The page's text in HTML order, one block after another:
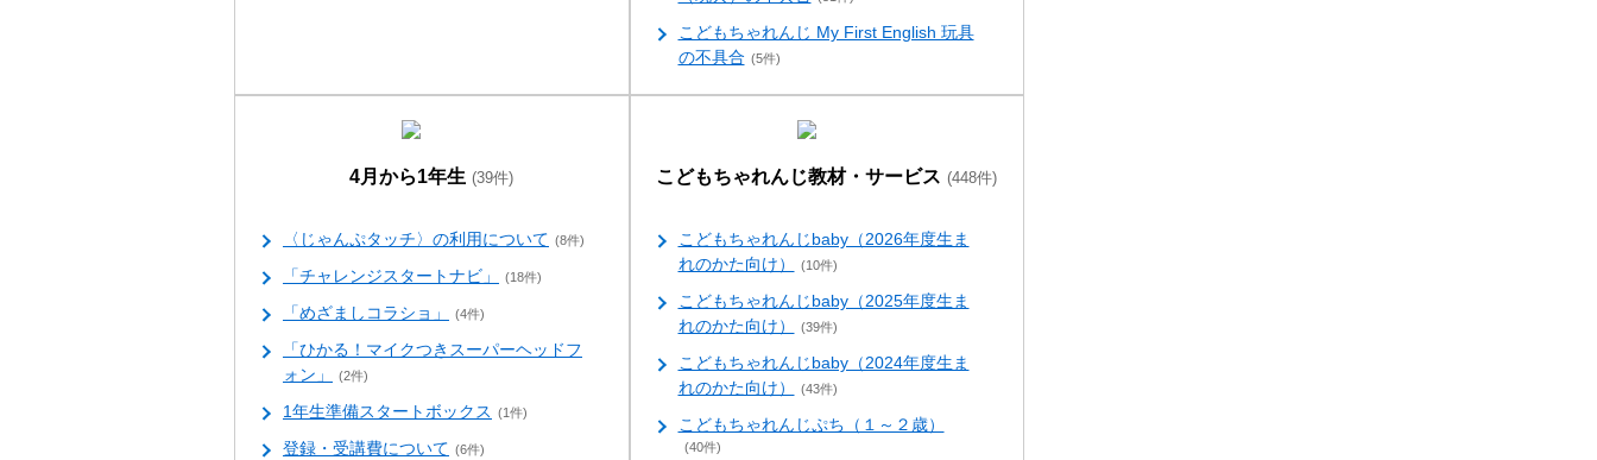
こどもちゃれんじ My First English 玩具
の不具合 (5件)
4月から1年生 (39件)
〈じゃんぷタッチ〉の利用について (8件)
「チャレンジスタートナビ」 (18件)
「めざましコラショ」 (4件)
「ひかる！マイクつきスーパーヘッドフ
ォン」
(2件)
1年生準備スタートボックス (1件)
登録・受講費について (6件)
こどもちゃれんじ教材・サービス (448件)
こどもちゃれんじbaby（2026年度生ま
れのかた向け）
(10件)
こどもちゃれんじbaby（2025年度生ま
れのかた向け）
(39件)
こどもちゃれんじbaby（2024年度生ま
れのかた向け）
(43件)
こどもちゃれんじぷち（１～２歳）
(40件)